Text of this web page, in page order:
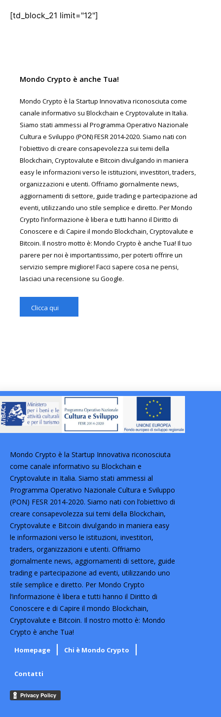
[td_block_21 limit="12"]
Mondo Crypto è anche Tua!
Mondo Crypto è la Startup Innovativa riconosciuta come
canale informativo su Blockchain e Cryptovalute in Italia.
Siamo stati ammessi al Programma Operativo Nazionale
Cultura e Sviluppo (PON) FESR 2014-2020. Siamo nati con
l'obiettivo di creare consapevolezza sui temi della
Blockchain, Cryptovalute e Bitcoin divulgando in maniera
easy le informazioni verso le istituzioni, investitori, traders,
organizzazioni e utenti. Offriamo giornalmente news,
aggiornamenti di settore, guide trading e partecipazione ad
eventi, utilizzando uno stile semplice e diretto. Per Mondo
Crypto l’informazione è libera e tutti hanno il Diritto di
Conoscere e di Capire il mondo Blockchain, Cryptovalute e
Bitcoin. Il nostro motto è: Mondo Crypto è anche Tua! Il tuo
parere per noi è importantissimo, per poterti offrire un
servizio sempre migliore! Facci sapere cosa ne pensi,
lasciaci una recensione su Google.
Clicca qui
Mondo Crypto è la Startup Innovativa riconosciuta
come canale informativo su Blockchain e
Cryptovalute in Italia. Siamo stati ammessi al
Programma Operativo Nazionale Cultura e Sviluppo
(PON) FESR 2014-2020. Siamo nati con l’obiettivo di
creare consapevolezza sui temi della Blockchain,
Cryptovalute e Bitcoin divulgando in maniera easy
le informazioni verso le istituzioni, investitori,
traders, organizzazioni e utenti. Offriamo
giornalmente news, aggiornamenti di settore, guide
trading e partecipazione ad eventi, utilizzando uno
stile semplice e diretto. Per Mondo Crypto
l’informazione è libera e tutti hanno il Diritto di
Conoscere e di Capire il mondo Blockchain,
Cryptovalute e Bitcoin. Il nostro motto è: Mondo
Crypto è anche Tua!
Homepage Chi è Mondo Crypto
Contatti